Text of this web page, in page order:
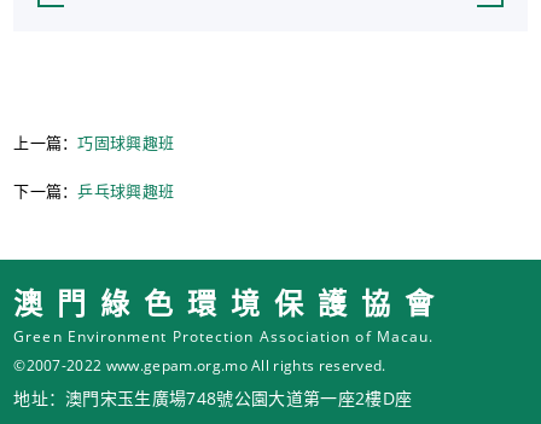
上一篇：巧固球興趣班
下一篇：乒乓球興趣班
澳門綠色環境保護協會
Green Environment Protection Association of Macau.
©2007-2022 www.gepam.org.mo All rights reserved.
地址：澳門宋玉生廣場748號公園大道第一座2樓D座